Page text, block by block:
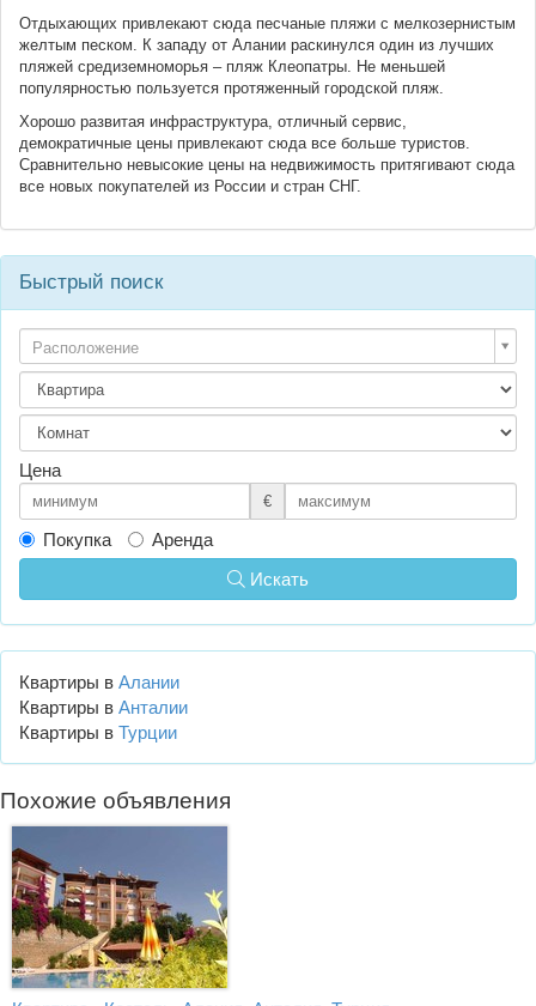
Отдыхающих привлекают сюда песчаные пляжи с мелкозернистым
желтым песком. К западу от Алании раскинулся один из лучших
пляжей средиземноморья – пляж Клеопатры. Не меньшей
популярностью пользуется протяженный городской пляж.
Хорошо развитая инфраструктура, отличный сервис,
демократичные цены привлекают сюда все больше туристов.
Сравнительно невысокие цены на недвижимость притягивают сюда
все новых покупателей из России и стран СНГ.
Быстрый поиск
Расположение
Цена
€
Покупка
Аренда
Искать
Квартиры в Алании
Квартиры в Анталии
Квартиры в Турции
Похожие объявления